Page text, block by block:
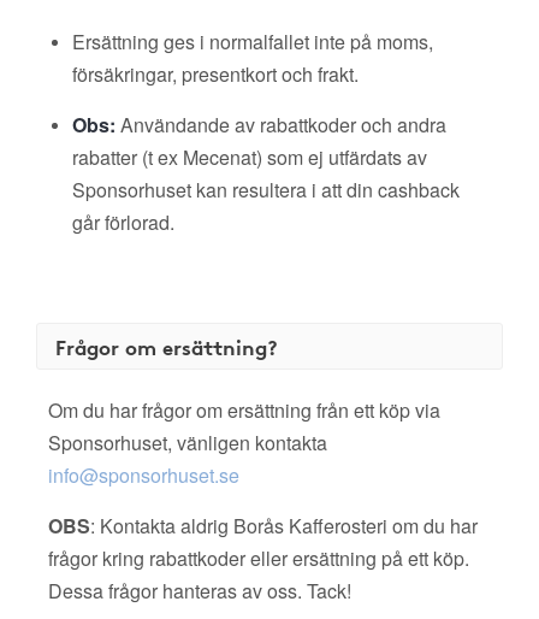
Ersättning ges i normalfallet inte på moms,
försäkringar, presentkort och frakt.
Obs: Användande av rabattkoder och andra
rabatter (t ex Mecenat) som ej utfärdats av
Sponsorhuset kan resultera i att din cashback
går förlorad.
Frågor om ersättning?
Om du har frågor om ersättning från ett köp via
Sponsorhuset, vänligen kontakta
info@sponsorhuset.se
OBS: Kontakta aldrig Borås Kafferosteri om du har
frågor kring rabattkoder eller ersättning på ett köp.
Dessa frågor hanteras av oss. Tack!